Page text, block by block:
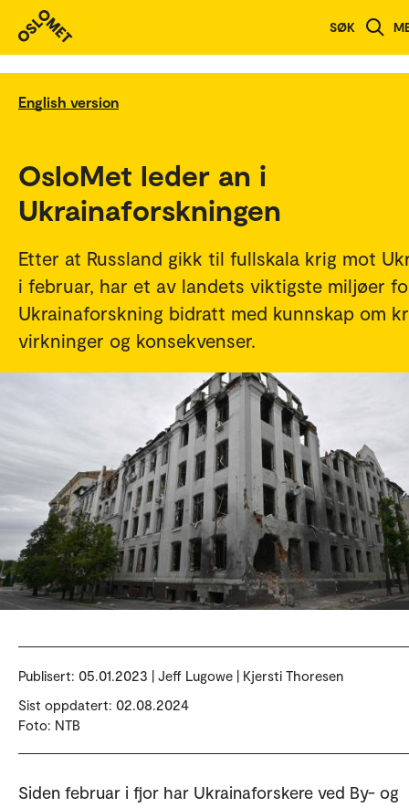
SØK
English version
OsloMet leder an i
Ukrainaforskningen
Etter at Russland gikk til fullskala krig mot
i februar, har et av landets viktigste miljøer
Ukrainaforskning bidratt med kunnskap om
virkninger og konsekvenser.
Publisert: 05.01.2023 | Jeff Lugowe | Kjersti Thoresen
Sist oppdatert: 02.08.2024
Foto: NTB
Siden februar i fjor har Ukrainaforskere ved By- og